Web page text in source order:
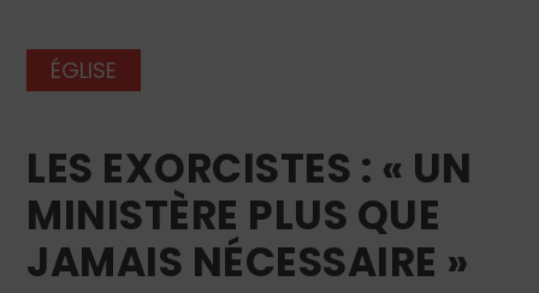
ÉGLISE
LES EXORCISTES : « UN
MINISTÈRE PLUS QUE
JAMAIS NÉCESSAIRE »